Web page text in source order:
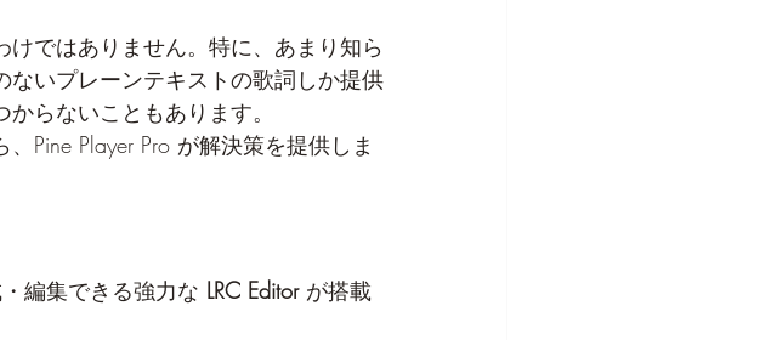
ではありません。特に、あまり知ら
いプレーンテキストの歌詞しか提供
らないこともあります。
Pine Player Pro が解決策を提供しま
編集できる強力な LRC Editor が搭載